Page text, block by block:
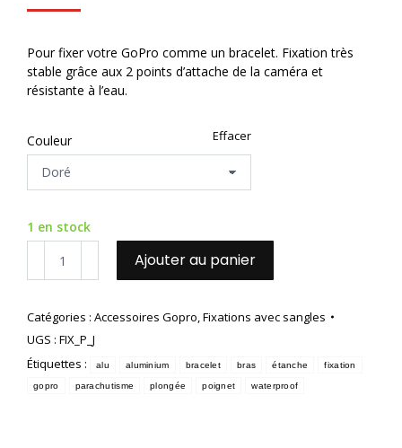
Pour fixer votre GoPro comme un bracelet. Fixation très
stable grâce aux 2 points d’attache de la caméra et
résistante à l’eau.
Couleur Effacer
1 en stock
stable
et
waterproof
Ajouter au panier
Catégories : Accessoires Gopro,Fixations avec sangles
UGS : FIX_P_J
Étiquettes :
alu aluminium bracelet bras étanche fixation
gopro parachutisme plongée poignet waterproof